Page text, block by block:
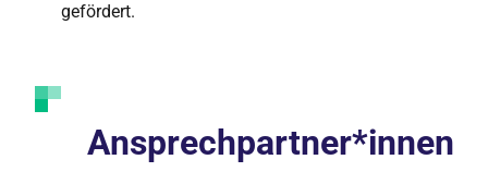
gefördert.
Ansprechpartner*innen